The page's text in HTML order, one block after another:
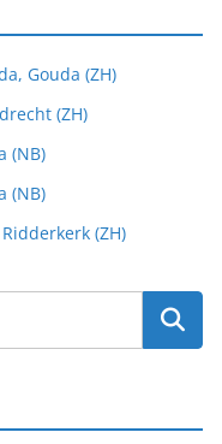
Gouda (ZH)
(ZH)
(NB)
(NB)
(ZH)